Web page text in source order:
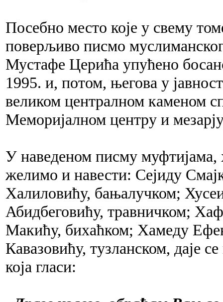
Посебно место које у свему
поверљиво писмо
Мустафе Церића упућено
1995. и, потом, његова у
великом централном каменом
Меморијалном центру и
У наведеном писму муфтијама,
желимо и навести: Сејиду
Халиловићу, бањалучком;
Абидбеговићу, травничком;
Макићу, бихаћком; Хамеду
Кавазовићу, тузланском, даје
која гласи: